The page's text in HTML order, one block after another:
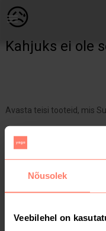
Nõusolek
Veebilehel on
😥
Kahjuks ei ole
Avasta teisi tooteid, mis